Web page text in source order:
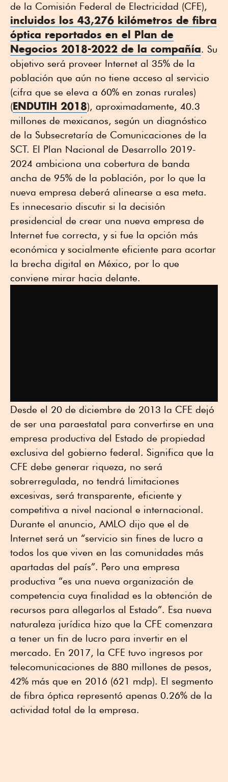
de la Comisión Federal de Electricidad (CFE),
incluidos los 43,276 kilómetros de fibra
óptica reportados en el Plan de
Negocios 2018-2022 de la compañía. Su
objetivo será proveer Internet al 35% de la
población que aún no tiene acceso al servicio
(cifra que se eleva a 60% en zonas rurales)
(ENDUTIH 2018), aproximadamente, 40.3
millones de mexicanos, según un diagnóstico
de la Subsecretaría de Comunicaciones de la
SCT. El Plan Nacional de Desarrollo 2019-
2024 ambiciona una cobertura de banda
ancha de 95% de la población, por lo que la
nueva empresa deberá alinearse a esa meta.
Es innecesario discutir si la decisión
presidencial de crear una nueva empresa de
Internet fue correcta, y si fue la opción más
económica y socialmente eficiente para acortar
la brecha digital en México, por lo que
conviene mirar hacia delante.
Desde el 20 de diciembre de 2013 la CFE dejó
de ser una paraestatal para convertirse en una
empresa productiva del Estado de propiedad
exclusiva del gobierno federal. Significa que la
CFE debe generar riqueza, no será
sobrerregulada, no tendrá limitaciones
excesivas, será transparente, eficiente y
competitiva a nivel nacional e internacional.
Durante el anuncio, AMLO dijo que el de
Internet será un “servicio sin fines de lucro a
todos los que viven en las comunidades más
apartadas del país”. Pero una empresa
productiva “es una nueva organización de
competencia cuya finalidad es la obtención de
recursos para allegarlos al Estado”. Esa nueva
naturaleza jurídica hizo que la CFE comenzara
a tener un fin de lucro para invertir en el
mercado. En 2017, la CFE tuvo ingresos por
telecomunicaciones de 880 millones de pesos,
42% más que en 2016 (621 mdp). El segmento
de fibra óptica representó apenas 0.26% de la
actividad total de la empresa.